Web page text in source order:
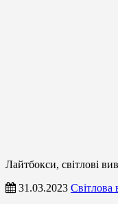
Лайтбокси, світлові
31.03.2023 Світлова